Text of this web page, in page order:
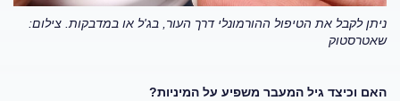
ניתן לקבל את הטיפול ההורמונלי דרך העור, בג'ל או במדבקות. צילום:
שאטרסטוק
האם וכיצד גיל המעבר משפיע על המיניות?